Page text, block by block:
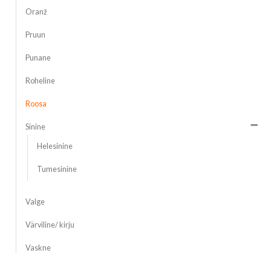
Oranž
Pruun
Punane
Roheline
Roosa
Sinine
Helesinine
Tumesinine
Valge
Värviline/ kirju
Vaskne